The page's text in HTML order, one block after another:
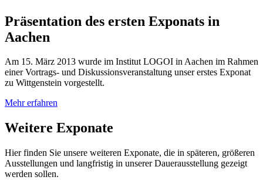
Präsentation des ersten Exponats in
Aachen
Am 15. März 2013 wurde im Institut LOGOI in Aachen im Rahmen
einer Vortrags- und Diskussionsveranstaltung unser erstes Ex­po­nat
zu Wittgenstein vorgestellt.
Mehr erfahren
Weitere Exponate
Hier finden Sie unsere weiteren Exponate, die in späteren, größeren
Ausstellungen und langfristig in unserer Dauerausstellung gezeigt
werden sollen.